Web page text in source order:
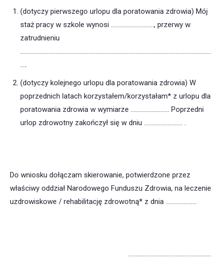
(dotyczy pierwszego urlopu dla poratowania zdrowia) Mój
staż pracy w szkole wynosi ……………………….., przerwy w
zatrudnieniu
…………………………………………………………………………………………………………………
….
(dotyczy kolejnego urlopu dla poratowania zdrowia) W
poprzednich latach korzystałem/korzystałam* z urlopu dla
poratowania zdrowia w wymiarze ……….……………. Poprzedni
urlop zdrowotny zakończył się w dniu …………….………. .
Do wniosku dołączam skierowanie, potwierdzone przez
właściwy oddział Narodowego Funduszu Zdrowia, na leczenie
uzdrowiskowe / rehabilitację zdrowotną* z dnia …………………
………………………………………………..